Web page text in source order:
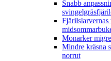
Snabb
Monarker
Mindre kräsna
norrut